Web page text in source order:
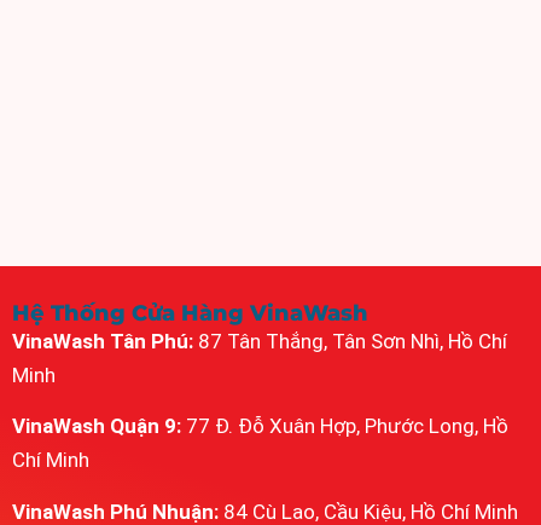
Hệ Thống Cửa Hàng VinaWash
VinaWash Tân Phú: 87 Tân Thắng, Tân Sơn Nhì, Hồ Chí
Minh
VinaWash Quận 9: 77 Đ. Đỗ Xuân Hợp, Phước Long, Hồ
Chí Minh
VinaWash Phú Nhuận: 84 Cù Lao, Cầu Kiệu, Hồ Chí Minh